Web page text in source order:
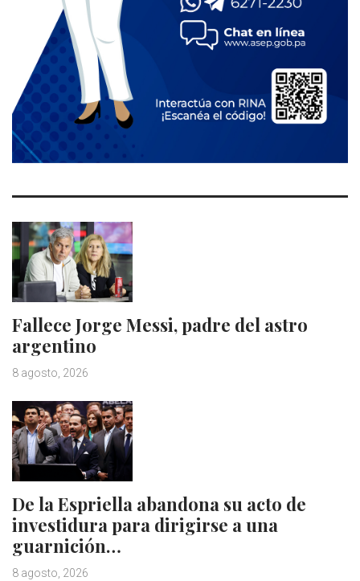
Fallece Jorge Messi, padre del astro
argentino
8 agosto, 2026
De la Espriella abandona su acto de
investidura para dirigirse a una
guarnición…
8 agosto, 2026